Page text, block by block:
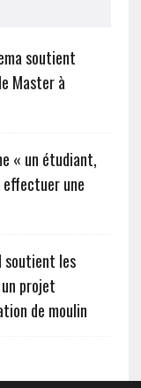
soutient
Master à
« un étudiant,
une
soutient les
projet
de moulin